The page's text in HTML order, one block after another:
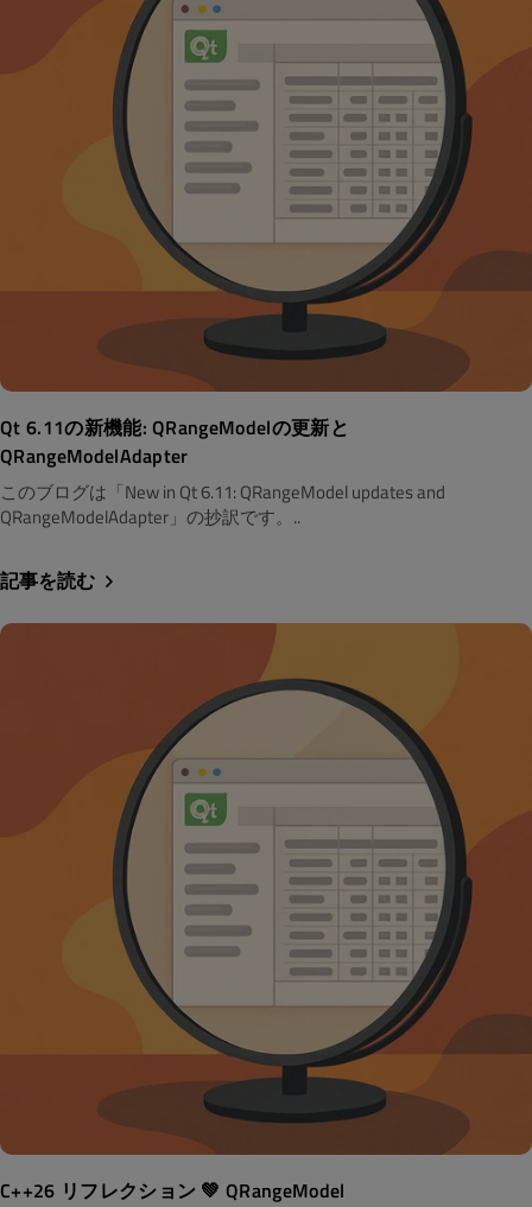
Qt 6.11の新機能: QRangeModelの更新と
QRangeModelAdapter
このブログは「New in Qt 6.11: QRangeModel updates and
QRangeModelAdapter」の抄訳です。..
記事を読む
C++26 リフレクション 💚 QRangeModel